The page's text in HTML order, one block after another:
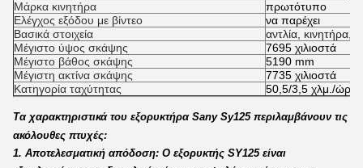
Μάρκα κινητήρα
πρωτότυπο
Ελέγχος εξόδου με βίντεο
να παρέχει
Βασικά στοιχεία
αντλία, κινητήρα,
Μέγιστο ύψος σκάψης
7695 χιλιοστά
Μέγιστο βάθος σκάψης
5190 mm
Μέγιστη ακτίνα σκάψης
7735 χιλιοστά
Κατηγορία ταχύτητας
50,5/3,5 χλμ./ώρα
Τα χαρακτηριστικά του εξορυκτήρα Sany Sy125 περιλαμβάνουν τις
ακόλουθες πτυχές:
1. Αποτελεσματική απόδοση: Ο εξορυκτής SY125 είναι